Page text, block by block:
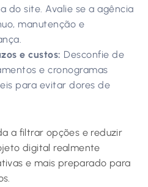
do site. Avalie se a agência
manutenção e
e custos: Desconfie de
e cronogramas
para evitar dores de
a filtrar opções e reduzir
digital realmente
e mais preparado para